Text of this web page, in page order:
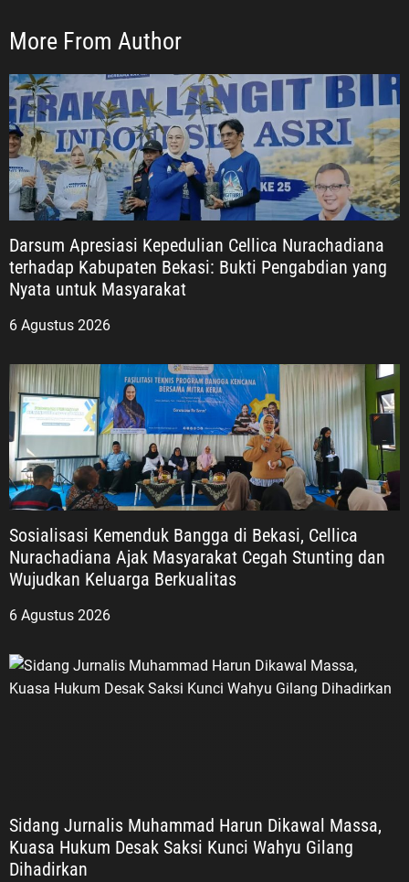
More From Author
Darsum Apresiasi Kepedulian Cellica Nurachadiana
terhadap Kabupaten Bekasi: Bukti Pengabdian yang
Nyata untuk Masyarakat
6 Agustus 2026
Sosialisasi Kemenduk Bangga di Bekasi, Cellica
Nurachadiana Ajak Masyarakat Cegah Stunting dan
Wujudkan Keluarga Berkualitas
6 Agustus 2026
Sidang Jurnalis Muhammad Harun Dikawal Massa,
Kuasa Hukum Desak Saksi Kunci Wahyu Gilang
Dihadirkan